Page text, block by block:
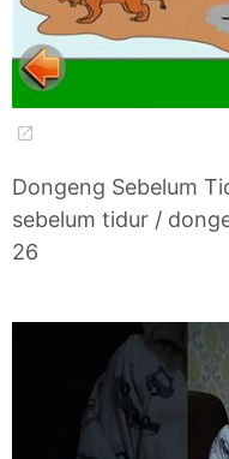
Dongeng Sebelum
sebelum tidur /
26